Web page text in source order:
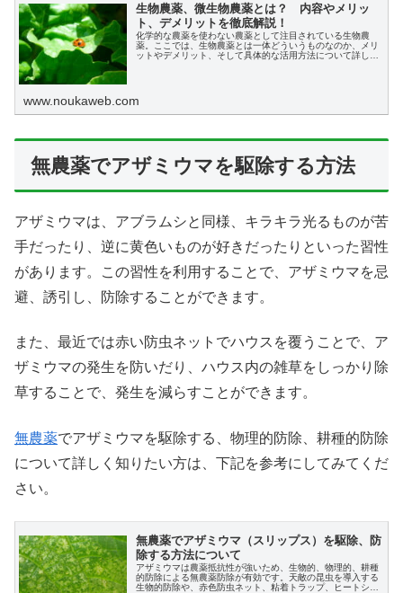
生物農薬、微生物農薬とは？ 内容やメリッ
ト、デメリットを徹底解説！
化学的な農薬を使わない農薬として注目されている生物農
薬。ここでは、生物農薬とは一体どういうものなのか、メリ
ットやデメリット、そして具体的な活用方法について詳しく
www.noukaweb.com
無農薬でアザミウマを駆除する方法
アザミウマは、アブラムシと同様、キラキラ光るものが苦
手だったり、逆に黄色いものが好きだったりといった習性
があります。この習性を利用することで、アザミウマを忌
避、誘引し、防除することができます。
また、最近では赤い防虫ネットでハウスを覆うことで、ア
ザミウマの発生を防いだり、ハウス内の雑草をしっかり除
草することで、発生を減らすことができます。
無農薬でアザミウマを駆除する、物理的防除、耕種的防除
について詳しく知りたい方は、下記を参考にしてみてくだ
さい。
無農薬でアザミウマ（スリップス）を駆除、防
除する方法について
アザミウマは農薬抵抗性が強いため、生物的、物理的、耕種
的防除による無農薬防除が有効です。天敵の昆虫を導入する
生物的防除や、赤色防虫ネット、粘着トラップ、ヒートショ